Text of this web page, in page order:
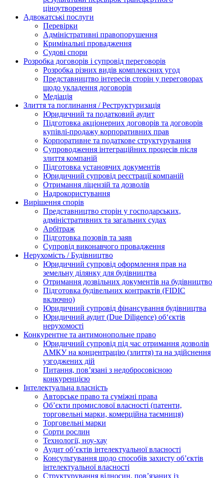
ціноутворення
Адвокатські послуги
Перевірки
Адміністративні правопорушення
Кримінальні провадження
Судові спори
Розробка договорів і супровід переговорів
Розробка різних видів комплексних угод
Представництво інтересів сторін у переговорах
щодо укладення договорів
Медіація
Злиття та поглинання / Реструктуризація
Юридичний та податковий аудит
Підготовка акціонерних договорів та договорів
купівлі-продажу корпоративних прав
Корпоративне та податкове структурування
Супроводження інтеграційних процесів після
злиття компаній
Підготовка установчих документів
Юридичний супровід реєстрації компаній
Отримання ліцензій та дозволів
Надрокористування
Вирішення спорів
Представництво сторін у господарських,
адміністративних та загальних судах
Арбітраж
Підготовка позовів та заяв
Супровід виконавчого провадження
Нерухомість / Будівництво
Юридичний супровід оформлення прав на
земельну ділянку для будівництва
Отримання дозвільних документів на будівництво
Підготовка будівельних контрактів (FIDIC
включно)
Юридичний супровід фінансування будівництва
Юридичний аудит (Due Diligence) об‘єктів
нерухомості
Конкурентне та антимонопольне право
Юридичний супровід під час отримання дозволів
АМКУ на концентрацію (злиття) та на здійснення
узгоджених дій
Питання, пов’язані з недобросовісною
конкуренцією
Інтелектуальна власність
Авторське право та суміжні права
Oб’єкти промислової власності (патенти,
торговельні марки, комерційна таємниця)
Торговельні марки
Сорти рослин
Технології, ноу-хау
Аудит об’єктів інтелектуальної власності
Консультування щодо способів захисту об’єктів
інтелектуальної власності
Структурування відносин, пов’язаних із